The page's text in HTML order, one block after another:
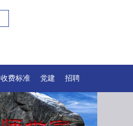
收费标准 党建 招聘